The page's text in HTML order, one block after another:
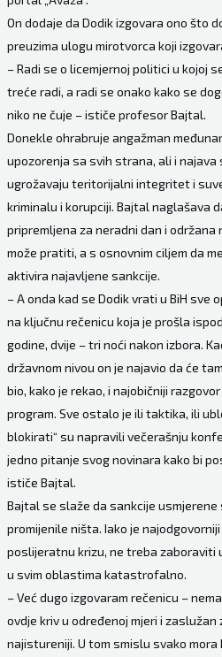
On dodaje da Dodik izgovara ono što
preuzima ulogu mirotvorca koji
– Radi se o licemjernoj politici u kojoj
treće radi, a radi se onako kako se
niko ne čuje – ističe profesor Bajtal.
Donekle ohrabruje angažman
upozorenja sa svih strana, ali i najava
ugrožavaju teritorijalni integritet i
kriminalu i korupciji. Bajtal naglašava
pripremljena za neradni dan i održana
može pratiti, a s osnovnim ciljem da
aktivira najavljene sankcije.
– A onda kad se Dodik vrati u BiH sve
na ključnu rečenicu koja je prošla
godine, dvije – tri noći nakon izbora.
državnom nivou on je najavio da će
bio, kako je rekao, i najobičniji
program. Sve ostalo je ili taktika, ili
blokirati“ su napravili večerašnju
jedno pitanje svog novinara kako bi
ističe Bajtal.
Bajtal se slaže da sankcije usmjerene
promijenile ništa. Iako je
poslijeratnu krizu, ne treba zaboraviti
u svim oblastima katastrofalno.
– Već dugo izgovaram rečenicu –
ovdje kriv u određenoj mjeri i zaslužan
najistureniji. U tom smislu svako